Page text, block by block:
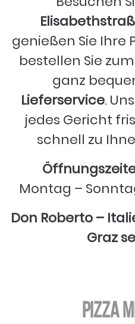
genießen Sie Ihre
bestellen Sie
ganz
Lieferservice.
jedes Gericht
schnell zu
Montag –
Don Roberto –
Graz
Pizza